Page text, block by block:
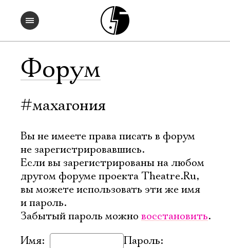
Форум
#махагония
Вы не имеете права писать в форум
не зарегистрировавшись.
Если вы зарегистрированы на любом
другом форуме проекта Theatre.Ru,
вы можете использовать эти же имя
и пароль.
Забытый пароль можно восстановить.
Имя:
Пароль: